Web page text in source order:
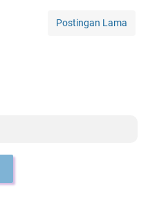
Postingan Lama